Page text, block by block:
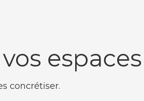
espaces
concrétiser.